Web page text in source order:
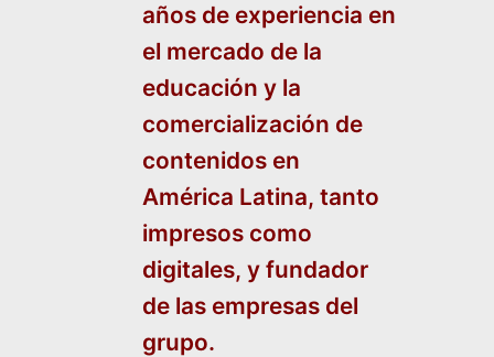
años de experiencia en
el mercado de la
educación y la
comercialización de
contenidos en
América Latina, tanto
impresos como
digitales, y fundador
de las empresas del
grupo.